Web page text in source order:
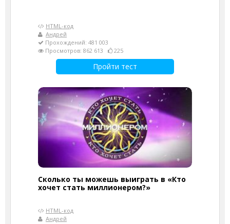
HTML-код
Андрей
Прохождений: 481 003
Просмотров: 862 613
225
Пройти тест
Сколько ты можешь выиграть в «Кто
хочет стать миллионером?»
HTML-код
Андрей